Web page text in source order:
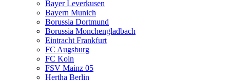
Bayer Leverkusen
Bayern Munich
Borussia Dortmund
Borussia Monchengladbach
Eintracht Frankfurt
FC Augsburg
FC Koln
FSV Mainz 05
Hertha Berlin